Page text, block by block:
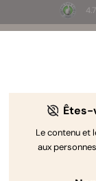
3
Articles
Êtes-
Le contenu et
aux